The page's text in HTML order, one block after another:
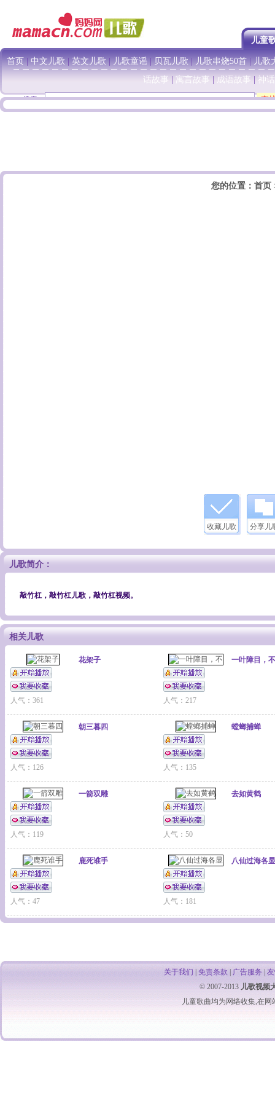
儿童
首页|中文儿歌|英文儿歌|儿歌童谣|贝瓦儿歌|儿歌串烧50首|儿歌
话故事
寓言故事 成语故事 神
搜索：
您的位置： 首页
收藏儿歌 分享儿
儿歌简介：
敲竹杠，敲竹杠儿歌，敲竹杠视频。
相关儿歌
花架子
人气：361
一叶障目，不
人气：217
朝三暮四
人气：126
螳螂捕蝉
人气：135
一箭双雕
人气：119
去如黄鹤
人气：50
鹿死谁手
人气：47
八仙过海各显
人气：181
关于我们 免责条款 广告服务
© 2007-2013 儿歌视频
儿童歌曲均为网络收集,在网